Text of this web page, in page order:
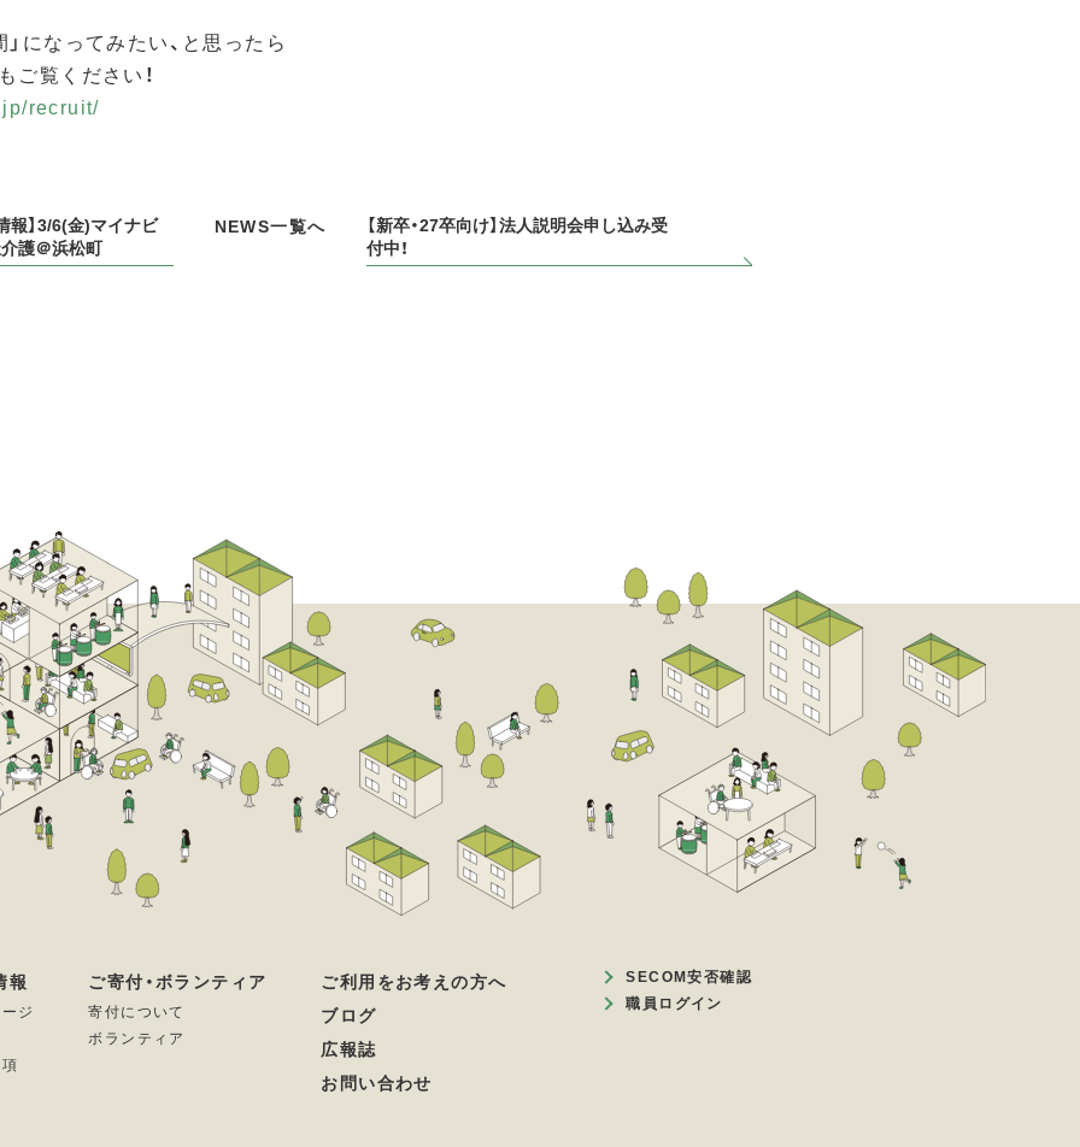
になってみたい、と思ったら
ご覧ください！
recruit/
報】3/6(金)マイナビ
護＠浜松町
【新卒・27卒向け】法人説明会申し込み受
付中！
NEWS一覧へ
報
ジ
ご寄付・ボランティア
寄付について
ボランティア
ご利用をお考えの方へ
ブログ
広報誌
お問い合わせ
SECOM安否確認
職員ログイン